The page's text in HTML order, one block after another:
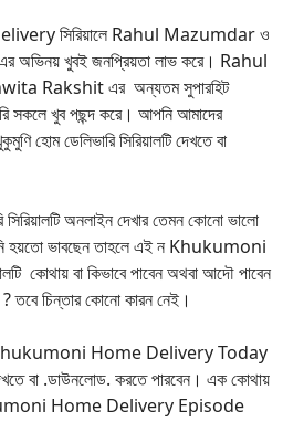
সিরিয়ালে Rahul Mazumdar ও
খুবই জনপ্রিয়তা লাভ করে। Rahul
Rakshit এর অন্যতম ‍সুপারহিট
সকলে খুব পছন্দ করে। আপনি আমাদের
হোম ডেলিভারি সিরিয়ালটি দেখতে বা
সিরিয়ালটি অনলাইন দেখার তেমন কোনো ভালো
হয়তো ভাবছেন তাহলে এই ন Khukumoni
কোথায় বা কিভাবে পাবেন অথবা আদৌ পাবেন
তবে চিন্তার কোনো কারন নেই।
Khukumoni Home Delivery Today
বা .ডাউনলোড. করতে পারবেন। এক কোথায়
Home Delivery Episode